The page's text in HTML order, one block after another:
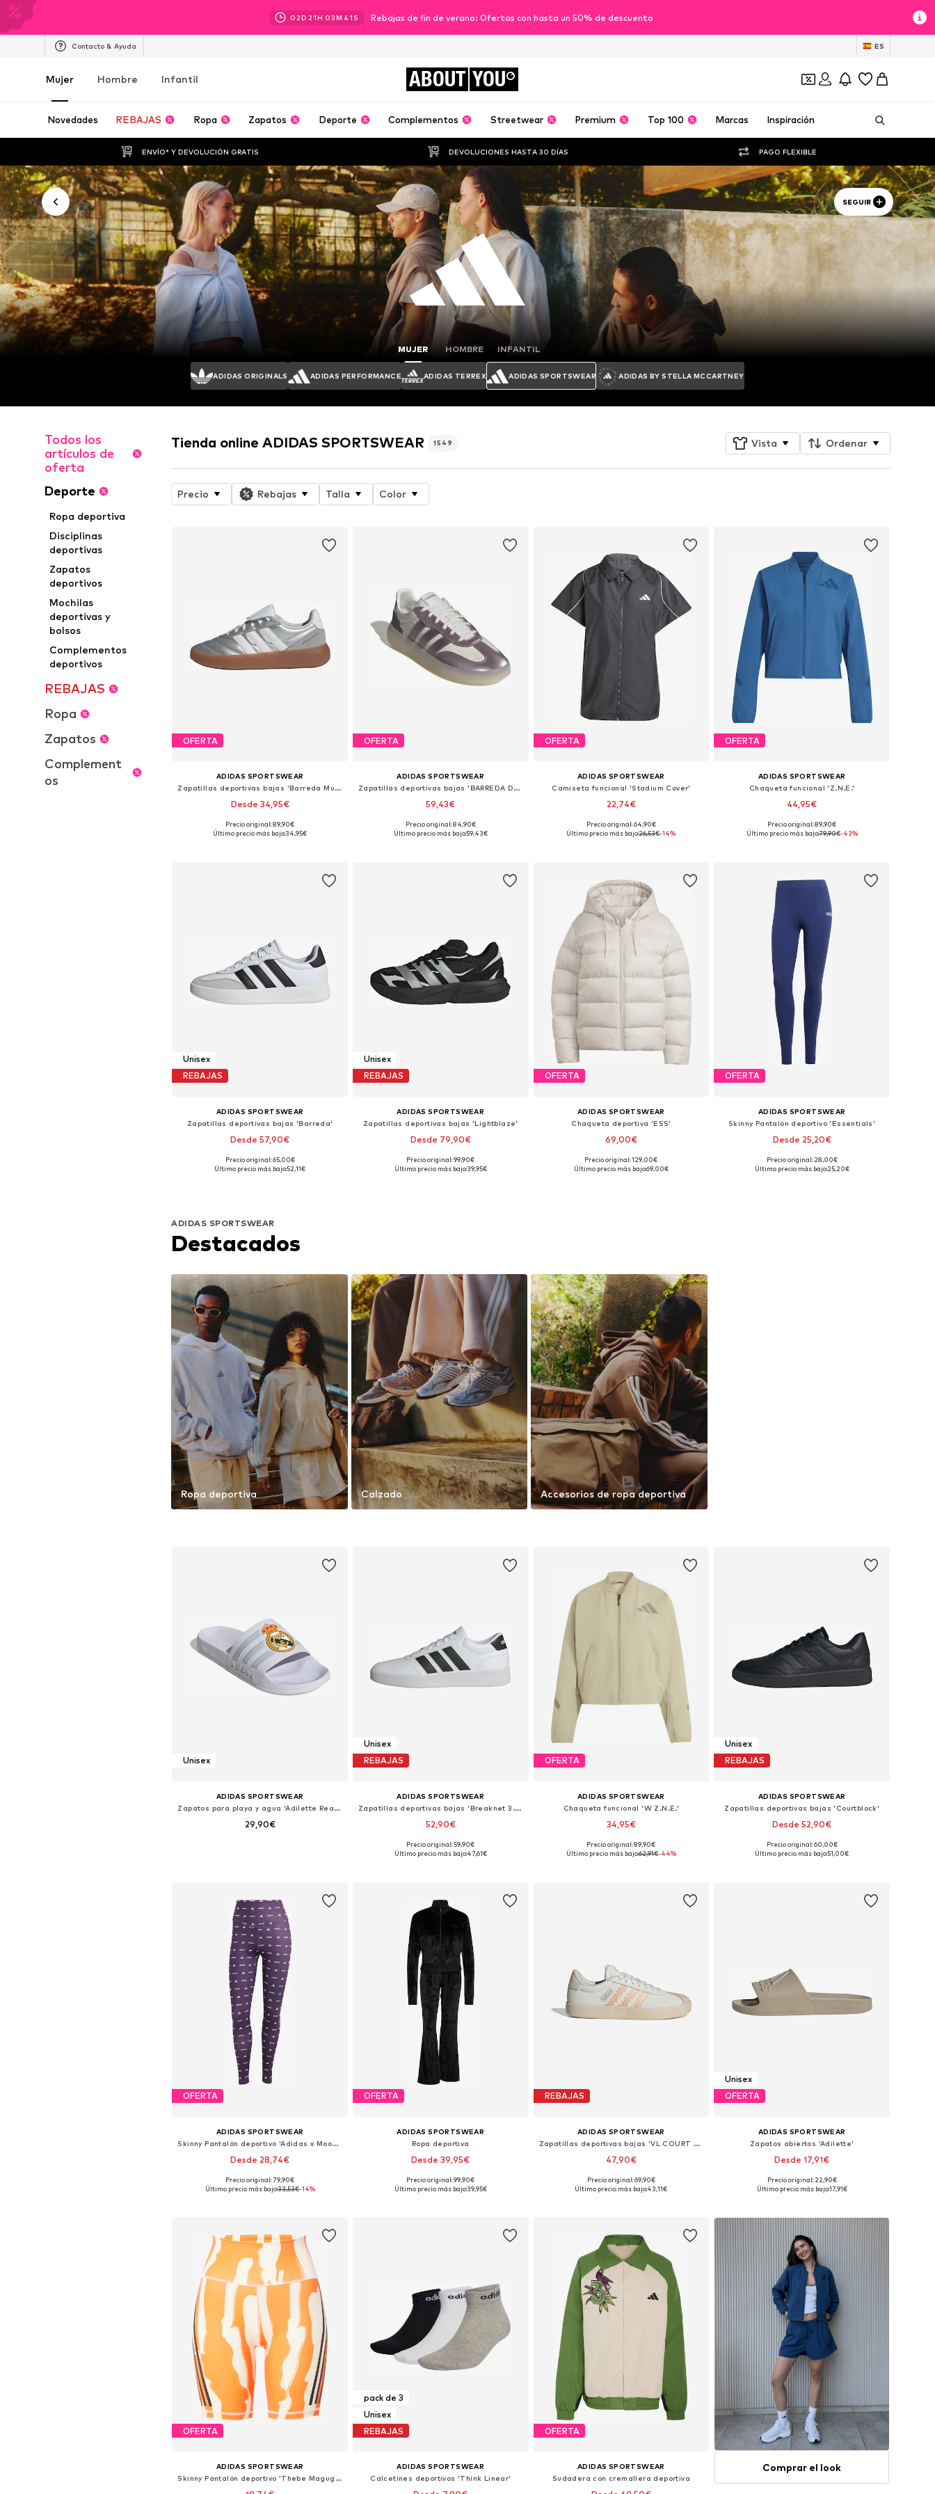
02D 21H 03M 39 S Rebajas de fin de verano: Ofertas con hasta un 50% de descuento
Contacto & Ayuda ES
Mujer Hombre Infantil ABOUT YOU
Novedades REBAJAS Ropa Zapatos Deporte Complementos Streetwear Premium Top 100 Marcas Inspiración
ENVÍO* Y DEVOLUCIÓN GRATIS DEVOLUCIONES HASTA 30 DÍAS PAGO FLEXIBLE
SEGUIR
MUJER HOMBRE INFANTIL
ADIDAS ORIGINALS ADIDAS PERFORMANCE ADIDAS TERREX ADIDAS SPORTSWEAR ADIDAS BY STELLA MCCARTNEY
Todos los
artículos de
oferta
Deporte
Ropa deportiva
Disciplinas
deportivas
Zapatos
deportivos
Mochilas
deportivas y
bolsos
Complementos
deportivos
REBAJAS
Ropa
Zapatos
Complement
os
Tienda online ADIDAS SPORTSWEAR 1549 Vista Ordenar
Precio Rebajas Talla Color
OFERTA
ADIDAS SPORTSWEAR
Zapatillas deportivas bajas 'Barreda Mundial'
Desde 34,95€
Disponible en muchas tallas
Precio original: 89,90€
Último precio más bajo:34,95€
OFERTA
ADIDAS SPORTSWEAR
Zapatillas deportivas bajas 'BARREDA DECODE'
59,43€
Disponible en muchas tallas
Precio original: 84,90€
Último precio más bajo:59,43€
OFERTA
ADIDAS SPORTSWEAR
Camiseta funcional 'Stadium Cover'
22,74€
Precio original: 64,90€
Último precio más bajo:26,53€-14%
OFERTA
ADIDAS SPORTSWEAR
Chaqueta funcional 'Z.N.E.'
44,95€
+1
Tallas disponibles: XS, S, M, L, XL
Precio original: 89,90€
Último precio más bajo:79,90€-43%
Unisex
REBAJAS
ADIDAS SPORTSWEAR
Zapatillas deportivas bajas 'Barreda'
Desde 57,90€
+ 1
Disponible en muchas tallas
Precio original: 65,00€
Último precio más bajo:52,11€
Unisex
REBAJAS
ADIDAS SPORTSWEAR
Zapatillas deportivas bajas 'Lightblaze'
Desde 79,90€
Disponible en muchas tallas
Precio original: 99,90€
Último precio más bajo:39,95€
OFERTA
ADIDAS SPORTSWEAR
Chaqueta deportiva 'ESS'
69,00€
Tallas disponibles: S, M, L
Precio original: 129,00€
Último precio más bajo:69,00€
OFERTA
ADIDAS SPORTSWEAR
Skinny Pantalón deportivo 'Essentials'
Desde 25,20€
+2
Precio original: 28,00€
Último precio más bajo:25,20€
ADIDAS SPORTSWEAR
Destacados
Ropa deportiva Calzado Accesorios de ropa deportiva
Unisex
ADIDAS SPORTSWEAR
Zapatos para playa y agua 'Adilette Real Madrid'
29,90€
Unisex
REBAJAS
ADIDAS SPORTSWEAR
Zapatillas deportivas bajas 'Breaknet 3.0'
52,90€
Disponible en muchas tallas
Precio original: 59,90€
Último precio más bajo:47,61€
OFERTA
ADIDAS SPORTSWEAR
Chaqueta funcional 'W Z.N.E.'
34,95€
+1
Tallas disponibles: XS, S, M, L
Precio original: 89,90€
Último precio más bajo:62,91€-44%
Unisex
REBAJAS
ADIDAS SPORTSWEAR
Zapatillas deportivas bajas 'Courtblock'
Desde 52,90€
Disponible en muchas tallas
Precio original: 60,00€
Último precio más bajo:51,00€
OFERTA
ADIDAS SPORTSWEAR
Skinny Pantalón deportivo 'Adidas x Moon Boot'
Desde 28,74€
Tallas disponibles: XS, S, M, L, XL
Precio original: 79,90€
Último precio más bajo:33,53€-14%
OFERTA
ADIDAS SPORTSWEAR
Ropa deportiva
Desde 39,95€
Precio original: 99,90€
Último precio más bajo:39,95€
REBAJAS
ADIDAS SPORTSWEAR
Zapatillas deportivas bajas 'VL COURT 3.0'
47,90€
Disponible en muchas tallas
Precio original: 69,90€
Último precio más bajo:43,11€
Unisex
OFERTA
ADIDAS SPORTSWEAR
Zapatos abiertos 'Adilette'
Desde 17,91€
+34
Disponible en muchas tallas
Precio original: 22,90€
Último precio más bajo:17,91€
OFERTA
ADIDAS SPORTSWEAR
Skinny Pantalón deportivo 'Thebe Magugu Bike'
pack de 3
Unisex
REBAJAS
ADIDAS SPORTSWEAR
Calcetines deportivos 'Think Linear'
OFERTA
ADIDAS SPORTSWEAR
Sudadera con cremallera deportiva
Comprar el look